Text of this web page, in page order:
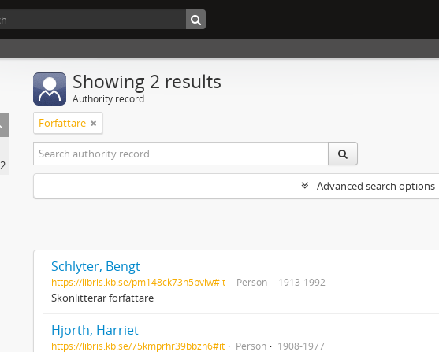
2
Showing 2 results
Authority record
Författare
Advanced search options
Schlyter, Bengt
https://libris.kb.se/pm148ck73h5pvlw#it Person 1913-1992
Skönlitterär författare
Hjorth, Harriet
https://libris.kb.se/75kmprhr39bbzn6#it Person 1908-1977